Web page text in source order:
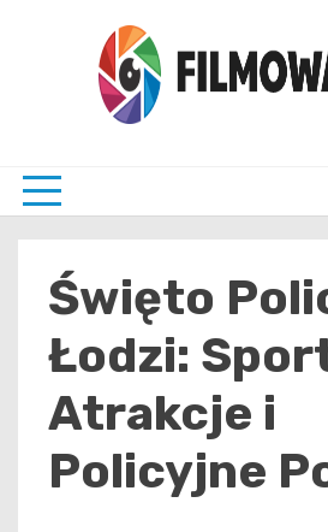
Święto
Łodzi:
Atrakcje i
Policyjne